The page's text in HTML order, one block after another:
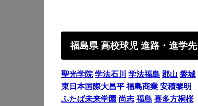
福島県 高校球児 進路・進学先
聖光学院 学法石川 学法福島 郡山 磐城
東日本国際大昌平 福島商業 安積黎明
ふたば未来学園 尚志 福島 喜多方桐桜